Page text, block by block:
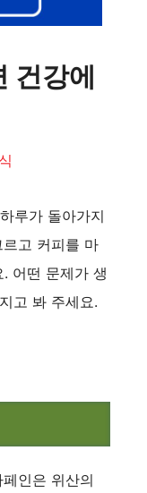
건강에
루가 돌아가지
고 커피를 마
어떤 문제가 생
고 봐 주세요.
인은 위산의